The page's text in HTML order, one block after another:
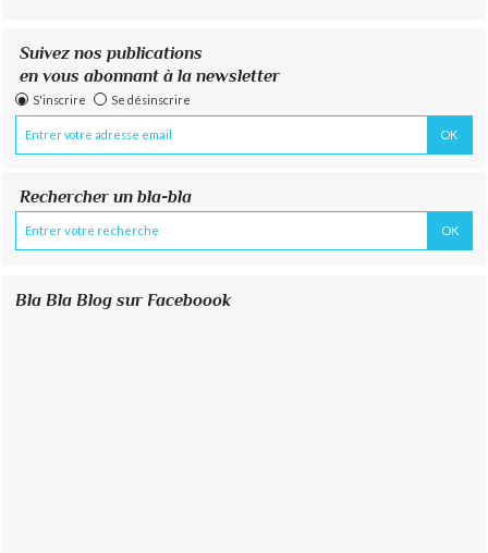
Suivez nos publications
en vous abonnant à la newsletter
S'inscrire Se désinscrire
Rechercher un bla-bla
Bla Bla Blog sur Faceboook